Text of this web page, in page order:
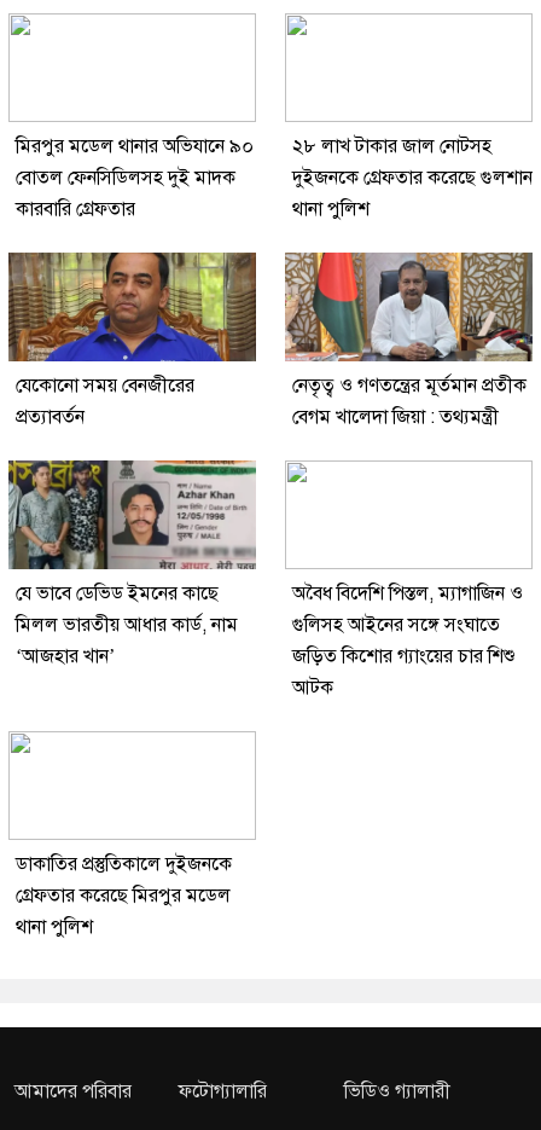
মিরপুর মডেল থানার অভিযানে ৯০
বোতল ফেনসিডিলসহ দুই মাদক
কারবারি গ্রেফতার
২৮ লাখ টাকার জাল নোটসহ
দুইজনকে গ্রেফতার করেছে গুলশান
থানা পুলিশ
যেকোনো সময় বেনজীরের
প্রত্যাবর্তন
নেতৃত্ব ও গণতন্ত্রের মূর্তমান প্রতীক
বেগম খালেদা জিয়া : তথ্যমন্ত্রী
যে ভাবে ডেভিড ইমনের কাছে
মিলল ভারতীয় আধার কার্ড, নাম
‘আজহার খান’
অবৈধ বিদেশি পিস্তল, ম্যাগাজিন ও
গুলিসহ আইনের সঙ্গে সংঘাতে
জড়িত কিশোর গ্যাংয়ের চার শিশু
আটক
ডাকাতির প্রস্তুতিকালে দুইজনকে
গ্রেফতার করেছে মিরপুর মডেল
থানা পুলিশ
আমাদের পরিবার ফটোগ্যালারি ভিডিও গ্যালারী